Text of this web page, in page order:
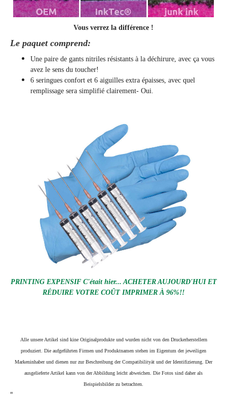
Vous verrez la différence !
Le paquet comprend:
Une paire de gants nitriles résistants à la déchirure, avec ça vous
avez le sens du toucher!
6 seringues confort et 6 aiguilles extra épaisses, avec quel
remplissage sera simplifié clairement- Oui.
PRINTING EXPENSIF C'était hier... ACHETER AUJOURD'HUI ET
RÉDUIRE VOTRE COÛT IMPRIMER À 96%!!
Alle unsere Artikel sind kine Originalprodukte und wurden nicht von den Druckerherstellern
produziert. Die aufgeführten Firmen und Produktnamen stehen im Eigentum der jeweiligen
Markeninhaber und dienen nur zur Beschreibung der Compatibilityät und der Identifizierung. Der
ausgelieferte Artikel kann von der Abbildung leicht abweichen. Die Fotos sind daher als
Beispielsbilder zu betrachten.